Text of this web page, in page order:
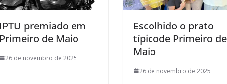
IPTU premiado em
Primeiro de Maio
26 de novembro de 2025
Escolhido o prato
típicode Primeiro de
Maio
26 de novembro de 2025